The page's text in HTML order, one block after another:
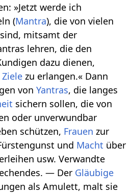
»Jetzt werde ich
(Mantra), die von vielen
mitsamt der
lehren, die den
dazu dienen,
Ziele zu erlangen.« Dann
vonYantras, die langes
sichern sollen, die von
oder unverwundbar
schützen, Frauen zur
und Macht über
usw. Verwandte
— Der Gläubige
als Amulett, malt sie